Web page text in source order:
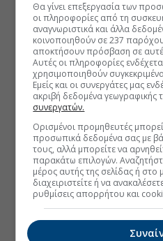
Θα γίνει επεξεργασία των
οι πληροφορίες από τη
αναγνωριστικά και άλλα
κοινοποιηθούν σε 237
αποκτήσουν πρόσβαση σε
Αυτές οι πληροφορίες
χρησιμοποιηθούν
Εμείς και οι συνεργάτες μας
ακριβή δεδομένα γεωγραφικής
συνεργατών.
Ορισμένοι προμηθευτές
προσωπικά δεδομένα σας με
τους, αλλά μπορείτε να
παρακάτω επιλογών.
μέρος αυτής της σελίδας ή
διαχειριστείτε ή να
ρυθμίσεις απορρήτου και